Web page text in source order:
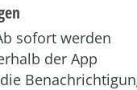
sofort werden
der App